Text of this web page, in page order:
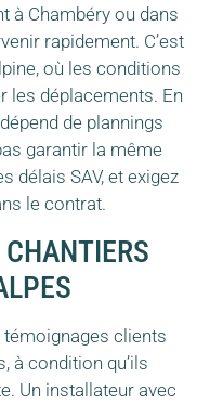
à Chambéry ou dans
rapidement. C’est
où les conditions
les déplacements. En
de plannings
garantir la même
délais SAV, et exigez
le contrat.
CHANTIERS
clients
à condition qu’ils
Un installateur avec